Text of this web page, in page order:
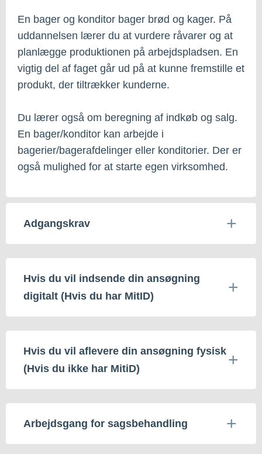
En bager og konditor bager brød og kager. På
uddannelsen lærer du at vurdere råvarer og at
planlægge produktionen på arbejdspladsen. En
vigtig del af faget går ud på at kunne fremstille et
produkt, der tiltrækker kunderne.
Du lærer også om beregning af indkøb og salg.
En bager/konditor kan arbejde i
bagerier/bagerafdelinger eller konditorier. Der er
også mulighed for at starte egen virksomhed.
Adgangskrav
Hvis du vil indsende din ansøgning
digitalt (Hvis du har MitID)
Hvis du vil aflevere din ansøgning fysisk
(Hvis du ikke har MitiD)
Arbejdsgang for sagsbehandling